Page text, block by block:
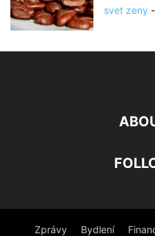
svet zeny -
Zprávy Bydlení